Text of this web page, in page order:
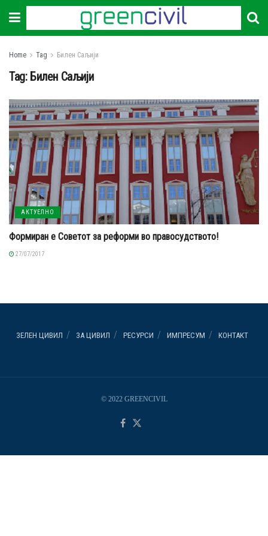
Home Tag Билен Саљији
Tag: Билен Саљији
АКТУЕЛНО
Формиран е Советот за реформи во правосудството!
27/07/2017
ЗЕЛЕН ЦИВИЛ ЗА ЦИВИЛ РЕСУРСИ ИМПРЕСУМ КОНТАКТ
© 2022 GREENCIVIL